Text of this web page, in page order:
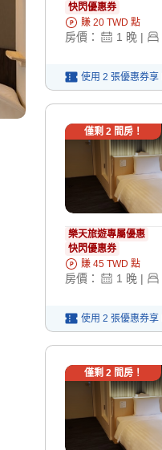
快閃優惠券
賺 20 TWD 點
房價： 1 晚 |
使用 2 張優惠券享
僅剩 2間房！
樂天旅遊專屬優惠
快閃優惠券
賺 45 TWD 點
房價： 1 晚 |
使用 2 張優惠券享
僅剩 2間房！